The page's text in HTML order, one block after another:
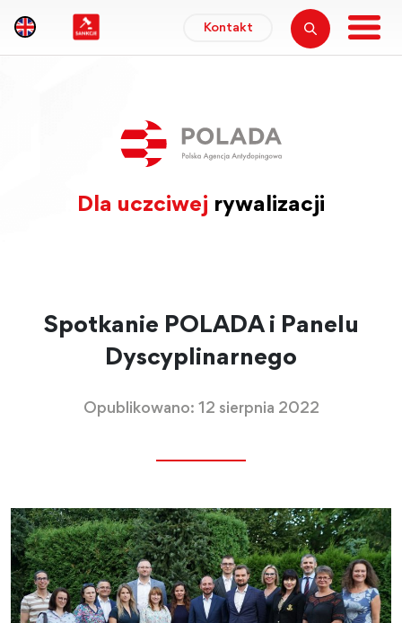
Kontakt
Dla uczciwej rywalizacji
Spotkanie POLADA i Panelu
Dyscyplinarnego
Opublikowano: 12 sierpnia 2022